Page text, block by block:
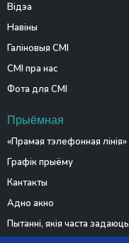
Відэа
Навіны
Галіновыя СМІ
СМІ пра нас
Фота для СМІ
Прыёмная
«Прамая тэлефонная лінія»
Графік прыёму
Кантакты
Адно акно
Пытанні, якія часта задаюць